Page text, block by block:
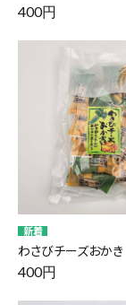
400円
わさびチーズおかき
400円